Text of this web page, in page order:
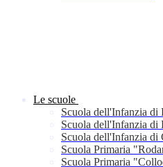
Le scuole
Scuola dell'Infanzia di
Scuola dell'Infanzia di
Scuola dell'Infanzia di
Scuola Primaria
Scuola Primaria